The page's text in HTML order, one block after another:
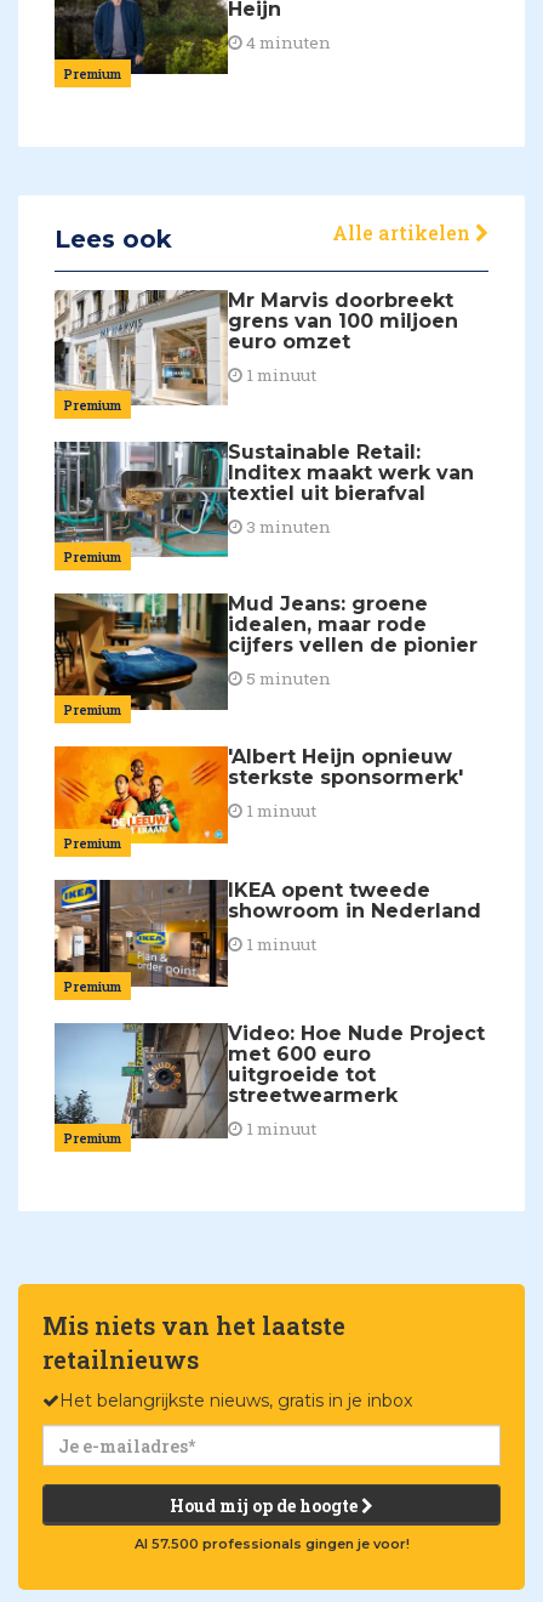
Premium
Heijn
4 minuten
Lees ook Alle artikelen
Premium
Mr Marvis doorbreekt
grens van 100 miljoen
euro omzet
1 minuut
Premium
Sustainable Retail:
Inditex maakt werk van
textiel uit bierafval
3 minuten
Premium
Mud Jeans: groene
idealen, maar rode
cijfers vellen de pionier
5 minuten
Premium
'Albert Heijn opnieuw
sterkste sponsormerk'
1 minuut
Premium
IKEA opent tweede
showroom in Nederland
1 minuut
Premium
Video: Hoe Nude Project
met 600 euro
uitgroeide tot
streetwearmerk
1 minuut
Mis niets van het laatste
retailnieuws
Het belangrijkste nieuws, gratis in je inbox
Houd mij op de hoogte
Al 57.500 professionals gingen je voor!